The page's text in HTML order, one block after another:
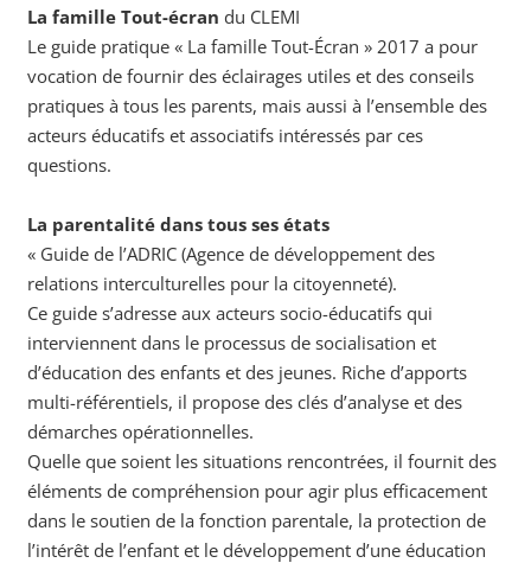
La famille Tout-écran du CLEMI
Le guide pratique « La famille Tout-Écran » 2017 a pour
vocation de fournir des éclairages utiles et des conseils
pratiques à tous les parents, mais aussi à l’ensemble des
acteurs éducatifs et associatifs intéressés par ces
questions.
La parentalité dans tous ses états
« Guide de l’ADRIC (Agence de développement des
relations interculturelles pour la citoyenneté).
Ce guide s’adresse aux acteurs socio-éducatifs qui
interviennent dans le processus de socialisation et
d’éducation des enfants et des jeunes. Riche d’apports
multi-référentiels, il propose des clés d’analyse et des
démarches opérationnelles.
Quelle que soient les situations rencontrées, il fournit des
éléments de compréhension pour agir plus efficacement
dans le soutien de la fonction parentale, la protection de
l’intérêt de l’enfant et le développement d’une éducation